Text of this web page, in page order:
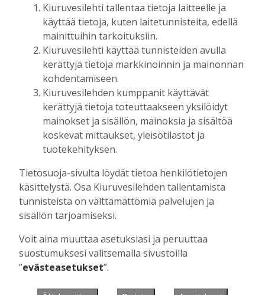
Salasana
Muista minut
Unohtuiko salasana?
se tästä.
Käyntiosoite :
Kiuruvesi Lehti oy
Niemistenkatu 4
Kiuruvesi
Kiuruvesilehti tallentaa tietoja laitteelle ja
käyttää tietoja, kuten laitetunnisteita, edellä
mainittuihin tarkoituksiin.
Kiuruvesilehti käyttää tunnisteiden avulla
kerättyjä tietoja markkinoinnin ja mainonnan
kohdentamiseen.
Kiuruvesilehden kumppanit käyttävät
kerättyjä tietoja toteuttaakseen yksilöidyt
mainokset ja sisällön, mainoksia ja sisältöä
koskevat mittaukset, yleisötilastot ja
tuotekehityksen.
Tietosuoja-sivulta löydät tietoa henkilötietojen
käsittelystä. Osa Kiuruvesilehden tallentamista
tunnisteista on välttämättömiä palvelujen ja
sisällön tarjoamiseksi.
Voit aina muuttaa asetuksiasi ja peruuttaa
suostumuksesi valitsemalla sivustoilla
”evästeasetukset”.